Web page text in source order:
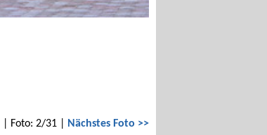
| Foto: 2/31 |
Nächstes Foto >>